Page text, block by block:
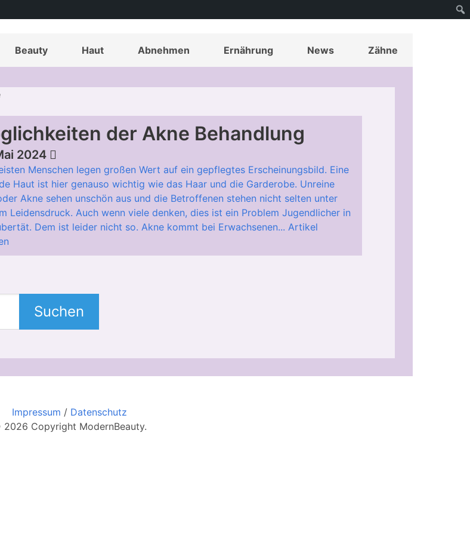
Beauty Haut Abnehmen Ernährung News Zähne
der Akne Behandlung
2024
Menschen legen großen Wert auf ein gepflegtes Erscheinungsbild. Eine
Haut ist hier genauso wichtig wie das Haar und die Garderobe. Unreine
Akne sehen unschön aus und die Betroffenen stehen nicht selten unter
Leidensdruck. Auch wenn viele denken, dies ist ein Problem Jugendlicher in
Dem ist leider nicht so. Akne kommt bei Erwachsenen... Artikel
Suchen
Impressum / Datenschutz
Copyright ModernBeauty.